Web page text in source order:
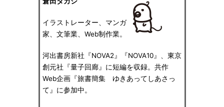
イラストレーター、マンガ
家、文筆業、Web制作業。
河出書房新社『NOVA2』『NOVA10』、東京
創元社『量子回廊』に短編を収録。共作
Web企画『旅書簡集 ゆきあってしあさっ
て』に参加中。